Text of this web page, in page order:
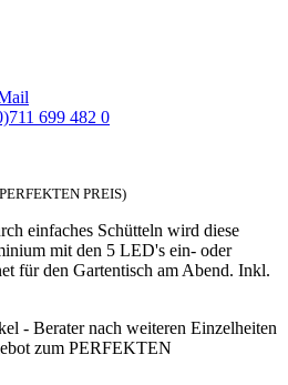
699 482 0
PREIS)
einfaches Schütteln wird diese
mit den 5 LED's ein- oder
für den Gartentisch am Abend. Inkl.
- Berater nach weiteren Einzelheiten
zum PERFEKTEN